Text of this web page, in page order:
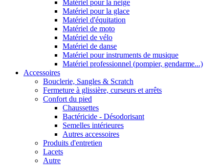
Matériel pour la neige
Matériel pour la glace
Matériel d'équitation
Matériel de moto
Matériel de vélo
Matériel de danse
Matériel pour instruments de musique
Matériel professionnel (pompier, gendarme...)
Accessoires
Bouclerie, Sangles & Scratch
Fermeture à glissière, curseurs et arrêts
Confort du pied
Chaussettes
Bactéricide - Désodorisant
Semelles intérieures
Autres accessoires
Produits d'entretien
Lacets
Autre